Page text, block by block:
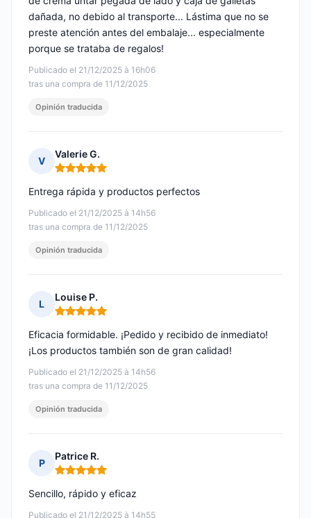
Publicado el 21/12/2025 à 16h06
tras una compra de 11/12/2025
dañada, no debido al transporte... Lástima que no se
preste atención antes del embalaje... especialmente
porque se trataba de regalos!
Opinión traducida
V
Valerie G.
Nota: 5 de 5
Publicado el 21/12/2025 à 14h56
tras una compra de 11/12/2025
Entrega rápida y productos perfectos
Opinión traducida
L
Louise P.
Nota: 5 de 5
Publicado el 21/12/2025 à 14h56
tras una compra de 11/12/2025
Eficacia formidable. ¡Pedido y recibido de inmediato!
¡Los productos también son de gran calidad!
Opinión traducida
P
Patrice R.
Nota: 5 de 5
Publicado el 21/12/2025 à 14h55
Sencillo, rápido y eficaz